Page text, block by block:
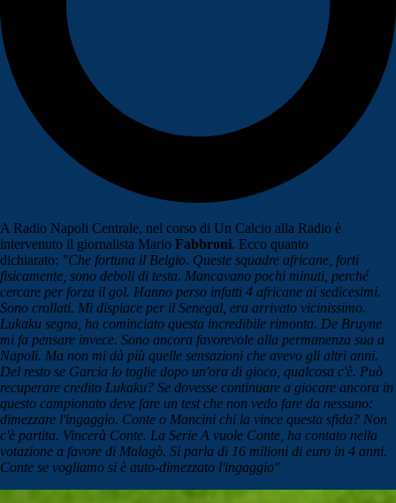
A Radio Napoli Centrale, nel corso di Un Calcio alla Radio è
intervenuto il giornalista Mario Fabbroni. Ecco quanto
dichiarato: "Che fortuna il Belgio. Queste squadre africane, forti
fisicamente, sono deboli di testa. Mancavano pochi minuti, perché
cercare per forza il gol. Hanno perso infatti 4 africane ai sedicesimi.
Sono crollati. Mi dispiace per il Senegal, era arrivato vicinissimo.
Lukaku segna, ha cominciato questa incredibile rimonta. De Bruyne
mi fa pensare invece. Sono ancora favorevole alla permanenza sua a
Napoli. Ma non mi dà più quelle sensazioni che avevo gli altri anni.
Del resto se Garcia lo toglie dopo un'ora di gioco, qualcosa c'è. Può
recuperare credito Lukaku? Se dovesse continuare a giocare ancora in
questo campionato deve fare un test che non vedo fare da nessuno:
dimezzare l'ingaggio. Conte o Mancini chi la vince questa sfida? Non
c'è partita. Vincerà Conte. La Serie A vuole Conte, ha contato nella
votazione a favore di Malagò. Si parla di 16 milioni di euro in 4 anni.
Conte se vogliamo si è auto-dimezzato l'ingaggio"